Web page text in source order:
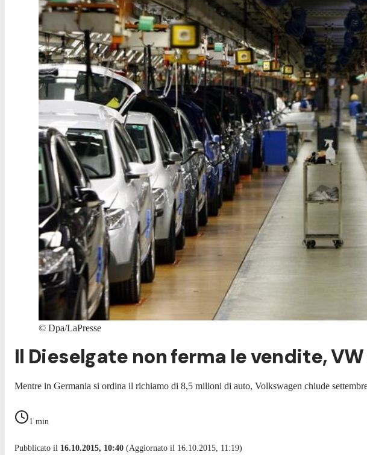
© Dpa/LaPresse
Il Dieselgate non ferma le vendite, VW
Mentre in Germania si ordina il richiamo di 8,5 milioni di auto, Volkswagen chiude
1 min
Pubblicato il 16.10.2015, 10:40 (Aggiornato il 16.10.2015, 11:19)